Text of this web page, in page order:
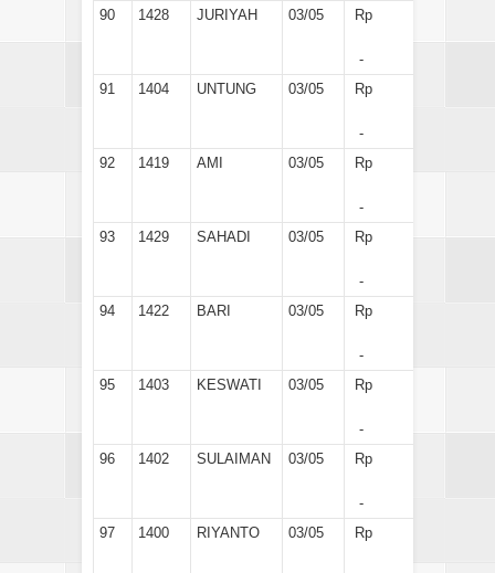
90
1428 JURIYAH 03/05 Rp
-
91
1404 UNTUNG 03/05 Rp
-
92
1419 AMI 03/05 Rp
-
93
1429 SAHADI 03/05 Rp
-
94
1422 BARI 03/05 Rp
-
95
1403 KESWATI 03/05 Rp
-
96
1402 SULAIMAN 03/05 Rp
-
97
1400 RIYANTO 03/05 Rp